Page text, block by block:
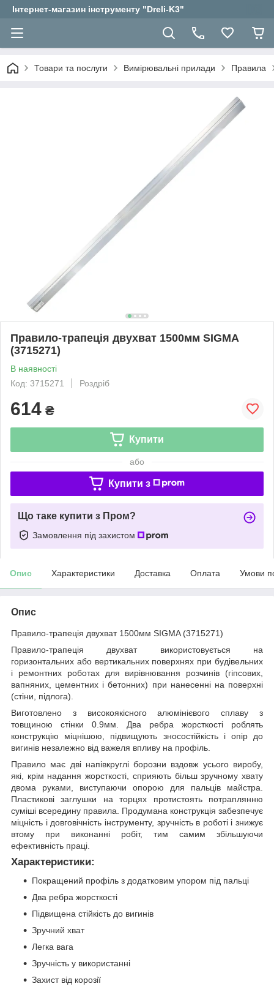
Інтернет-магазин інструменту "Dreli-K3"
Товари та послуги Вимірювальні прилади Правила
Правило-трапеція двухват 1500мм SIGMA
(3715271)
В наявності
Код: 3715271
Роздріб
614 ₴
Купити
або
Купити з
Що таке купити з Пром?
Замовлення під захистом
Опис Характеристики Доставка Оплата Умови
Опис
Правило-трапеція двухват 1500мм SIGMA (3715271)
Правило-трапеція двухват використовується на
горизонтальних або вертикальних поверхнях при будівельних
і ремонтних роботах для вирівнювання розчинів (гіпсових,
вапняних, цементних і бетонних) при нанесенні на поверхні
(стіни, підлога).
Виготовлено з високоякісного алюмінієвого сплаву з
товщиною стінки 0.9мм. Два ребра жорсткості роблять
конструкцію міцнішою, підвищують зносостійкість і опір до
вигинів незалежно від важеля впливу на профіль.
Правило має дві напівкруглі борозни вздовж усього виробу,
які, крім надання жорсткості, сприяють більш зручному хвату
двома руками, виступаючи опорою для пальців майстра.
Пластикові заглушки на торцях протистоять потраплянню
суміші всередину правила. Продумана конструкція забезпечує
міцність і довговічність інструменту, зручність в роботі і знижує
втому при виконанні робіт, тим самим збільшуючи
ефективність праці.
Характеристики:
Покращений профіль з додатковим упором під пальці
Два ребра жорсткості
Підвищена стійкість до вигинів
Зручний хват
Легка вага
Зручність у використанні
Захист від корозії